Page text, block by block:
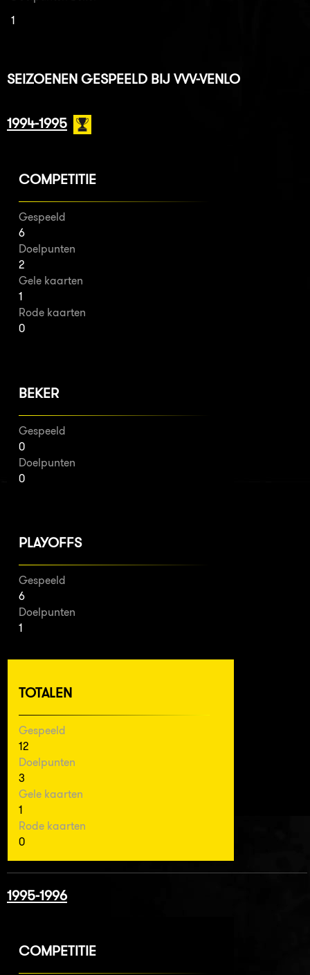
1
SEIZOENEN GESPEELD BIJ VVV-VENLO
1994-1995
COMPETITIE
Gespeeld
6
Doelpunten
2
Gele kaarten
1
Rode kaarten
0
BEKER
Gespeeld
0
Doelpunten
0
PLAYOFFS
Gespeeld
6
Doelpunten
1
TOTALEN
Gespeeld
12
Doelpunten
3
Gele kaarten
1
Rode kaarten
0
1995-1996
COMPETITIE